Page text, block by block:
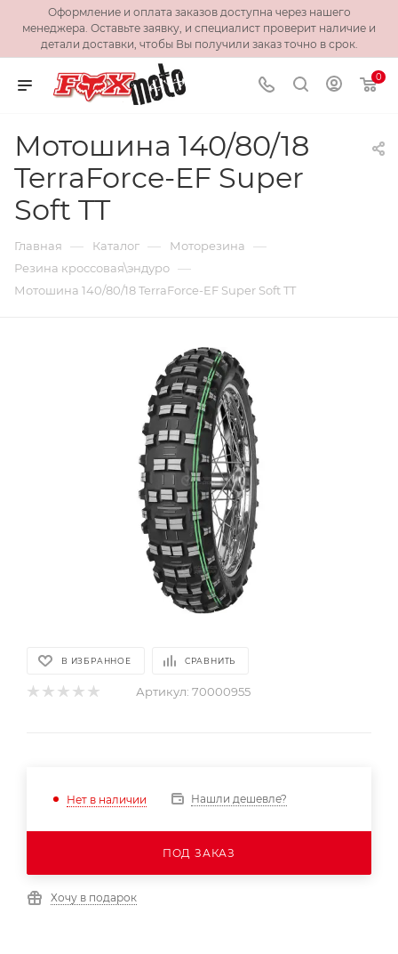
Оформление и оплата заказов доступна через нашего
менеджера. Оставьте заявку, и специалист проверит наличие и
детали доставки, чтобы Вы получили заказ точно в срок.
0
Мотошина 140/80/18
TerraForce-EF Super
Soft TT
Главная — Каталог — Моторезина —
Резина кроссовая\эндуро —
Мотошина 140/80/18 TerraForce-EF Super Soft TT
В ИЗБРАННОЕ СРАВНИТЬ
Артикул: 70000955
Нет в наличии Нашли дешевле?
ПОД ЗАКАЗ
Хочу в подарок